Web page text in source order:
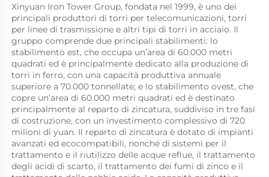
Xinyuan Iron Tower Group, fondata nel 1999, è uno dei
principali produttori di torri per telecomunicazioni, torri
per linee di trasmissione e altri tipi di torri in acciaio. Il
gruppo comprende due principali stabilimenti: lo
stabilimento est, che occupa un’area di 60.000 metri
quadrati ed è principalmente dedicato alla produzione di
torri in ferro, con una capacità produttiva annuale
superiore a 70.000 tonnellate; e lo stabilimento ovest, che
copre un’area di 60.000 metri quadrati ed è destinato
principalmente al reparto di zincatura, suddiviso in tre fasi
di costruzione, con un investimento complessivo di 720
milioni di yuan. Il reparto di zincatura è dotato di impianti
avanzati ed ecocompatibili, nonché di sistemi per il
trattamento e il riutilizzo delle acque reflue, il trattamento
degli acidi di scarto, il trattamento dei fumi di zinco e il